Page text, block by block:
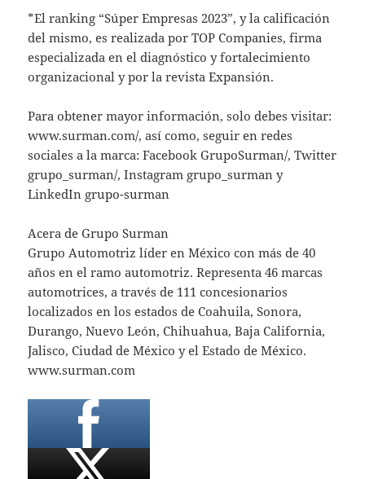
*El ranking “Súper Empresas 2023”, y la calificación
del mismo, es realizada por TOP Companies, firma
especializada en el diagnóstico y fortalecimiento
organizacional y por la revista Expansión.
Para obtener mayor información, solo debes visitar:
www.surman.com/, así como, seguir en redes
sociales a la marca: Facebook GrupoSurman/, Twitter
grupo_surman/, Instagram grupo_surman y
LinkedIn grupo-surman
Acera de Grupo Surman
Grupo Automotriz líder en México con más de 40
años en el ramo automotriz. Representa 46 marcas
automotrices, a través de 111 concesionarios
localizados en los estados de Coahuila, Sonora,
Durango, Nuevo León, Chihuahua, Baja California,
Jalisco, Ciudad de México y el Estado de México.
www.surman.com